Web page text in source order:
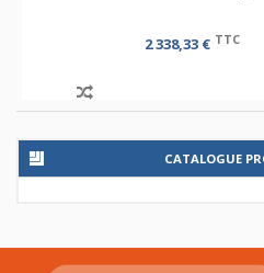
2 338,33 € TTC
CATALOGUE